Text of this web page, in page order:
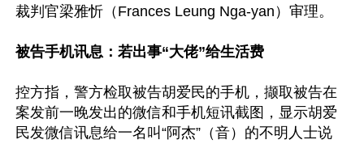
裁判官梁雅忻（Frances Leung Nga-yan）审理。
被告手机讯息：若出事“大佬”给生活费
控方指，警方检取被告胡爱民的手机，撷取被告在
案发前一晚发出的微信和手机短讯截图，显示胡爱
民发微信讯息给一名叫“阿杰”（音）的不明人士说